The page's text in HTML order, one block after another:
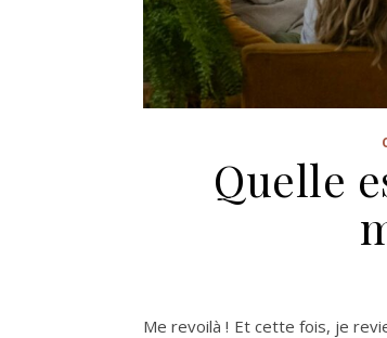
Quelle
Me revoilà ! Et cette fois, je